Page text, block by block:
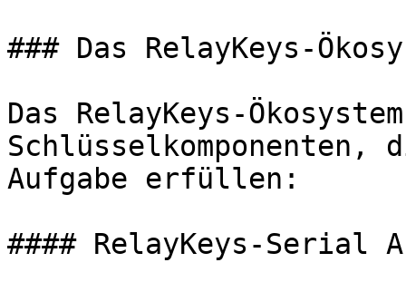
### Das RelayKeys-
Das RelayKeys-
Aufgabe erfüllen:
#### RelayKeys-Serial